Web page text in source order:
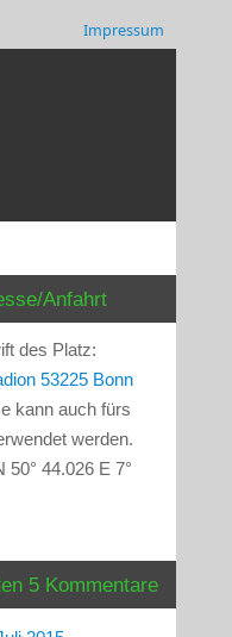
Impressum
Anfahrt
des Platz:
53225 Bonn
kann auch fürs
werden.
50° 44.026 E 7°
5 Kommentare